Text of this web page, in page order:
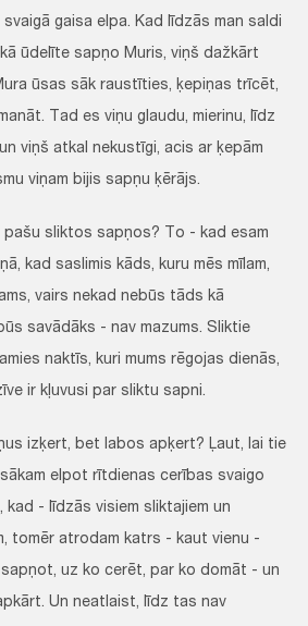
gaisa elpa. Kad līdzās man saldi
ūdelīte sapņo Muris, viņš dažkārt
ūsas sāk raustīties, ķepiņas trīcēt,
Tad es viņu glaudu, mierinu, līdz
viņš atkal nekustīgi, acis ar ķepām
viņam bijis sapņu ķērājs.
sliktos sapņos? To - kad esam
kad saslimis kāds, kuru mēs mīlam,
vairs nekad nebūs tāds kā
savādāks - nav mazums. Sliktie
naktīs, kuri mums rēgojas dienās,
ir kļuvusi par sliktu sapni.
bet labos apķert? Ļaut, lai tie
elpot rītdienas cerības svaigo
- līdzās visiem sliktajiem un
tomēr atrodam katrs - kaut vienu -
uz ko cerēt, par ko domāt - un
Un neatlaist, līdz tas nav